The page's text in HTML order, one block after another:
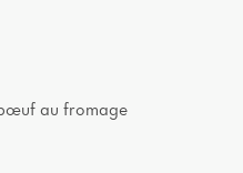
au fromage